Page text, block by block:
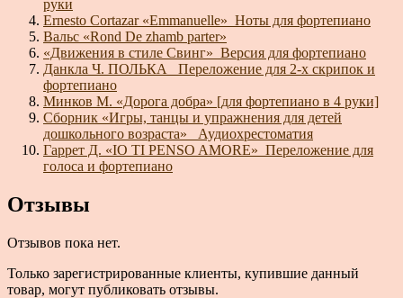
руки
Ernesto Cortazar «Emmanuelle»_Ноты для фортепиано
Вальс «Rond De zhamb parter»
«Движения в стиле Свинг»_Версия для фортепиано
Данкла Ч. ПОЛЬКА_ Переложение для 2-х скрипок и
фортепиано
Минков М. «Дорога добра» [для фортепиано в 4 руки]
Сборник «Игры, танцы и упражнения для детей
дошкольного возраста»_ Аудиохрестоматия
Гаррет Д. «IO TI PENSO AMORE»_Переложение для
голоса и фортепиано
Отзывы
Отзывов пока нет.
Только зарегистрированные клиенты, купившие данный
товар, могут публиковать отзывы.